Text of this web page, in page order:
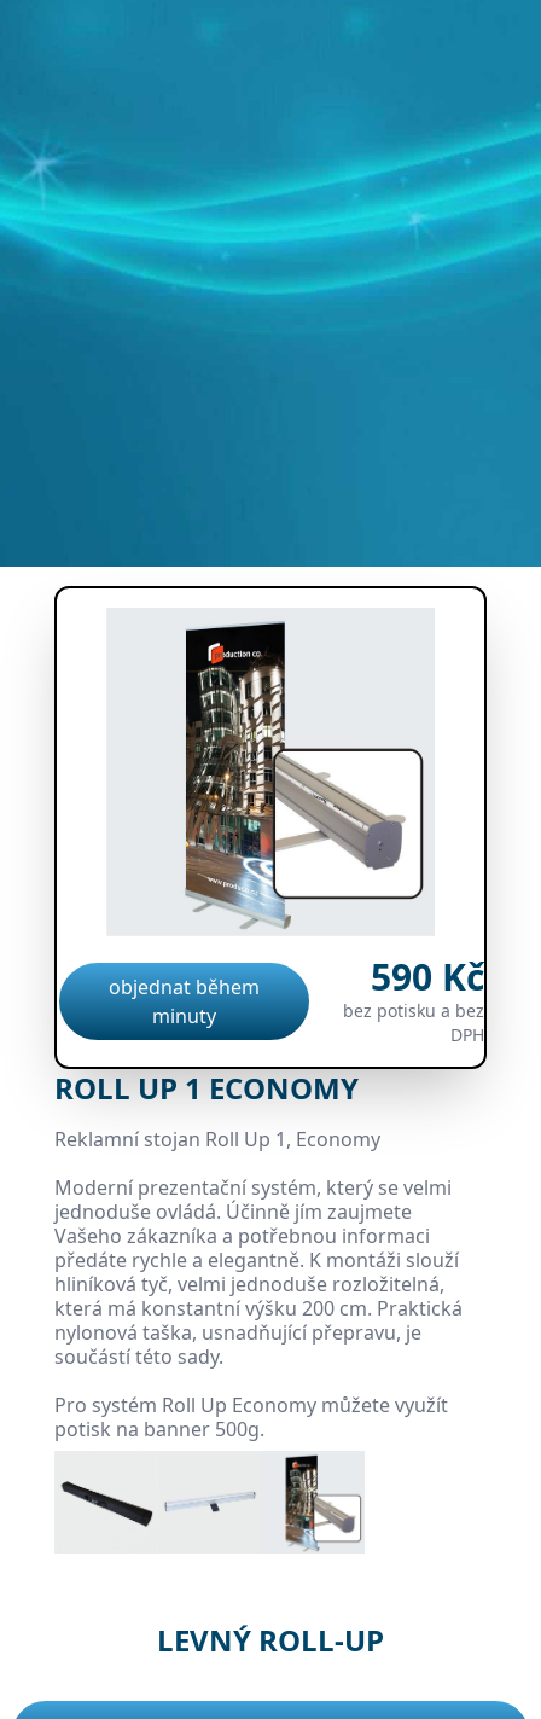
objednat během
minuty
590 Kč
bez potisku a bez
DPH
ROLL UP 1 ECONOMY
Reklamní stojan Roll Up 1, Economy
Moderní prezentační systém, který se velmi
jednoduše ovládá. Účinně jím zaujmete
Vašeho zákazníka a potřebnou informaci
předáte rychle a elegantně. K montáži slouží
hliníková tyč, velmi jednoduše rozložitelná,
která má konstantní výšku 200 cm. Praktická
nylonová taška, usnadňující přepravu, je
součástí této sady.
Pro systém Roll Up Economy můžete využít
potisk na banner 500g.
LEVNÝ ROLL-UP